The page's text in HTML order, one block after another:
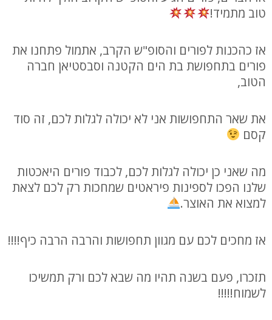
טוב מתמיד!
אז כהכנות לפורים והסופ"ש הקרב, אתמול פתחנו את
פורים בתחפושת בת הים הקטנה וסבסטיאן חברה
הטוב,
את שאר התחפושות אני לא יכולה לגלות לכם, זה סוד
קסם
מה שאני כן יכולה לגלות לכם, לכבוד פורים היאכטות
שלנו הפכו לספינות פיראטים שמחכות רק לכם לצאת
למצוא את האוצר.
אז מחכים לכם עם מגוון תחפושות והרבה הרבה כיף!!!!
תזכרו, פעם בשנה תהיו מה שבא לכם ורק תמשיכו
לשמוח!!!!!